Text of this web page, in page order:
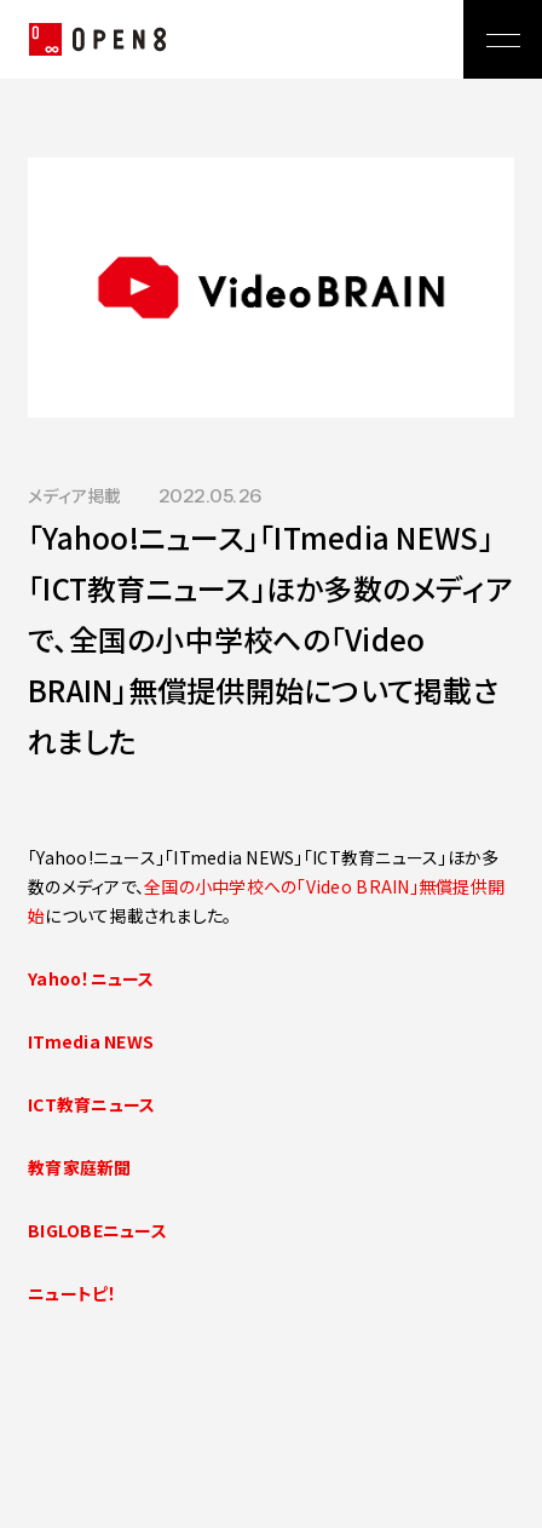
経営メンバー
会社概要
プレスリリース
おしらせ
Service
価値観
OPEN8のバリュー
社員インタビュー
福利厚生
募集職種
Sustainability
Contact
メディア掲載 2022.05.26
「Yahoo!ニュース」「ITmedia NEWS」
「ICT教育ニュース」ほか多数のメディア
で、全国の小中学校への「Video
BRAIN」無償提供開始について掲載さ
れました
「Yahoo!ニュース」「ITmedia NEWS」「ICT教育ニュース」ほか多
数のメディアで、全国の小中学校への「Video BRAIN」無償提供開
始について掲載されました。
Yahoo！ニュース
ITmedia NEWS
ICT教育ニュース
教育家庭新聞
BIGLOBEニュース
ニュートピ！